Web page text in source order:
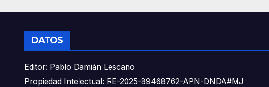
DATOS
Editor: Pablo Damián Lescano
Propiedad Intelectual: RE-2025-89468762-APN-DNDA#MJ